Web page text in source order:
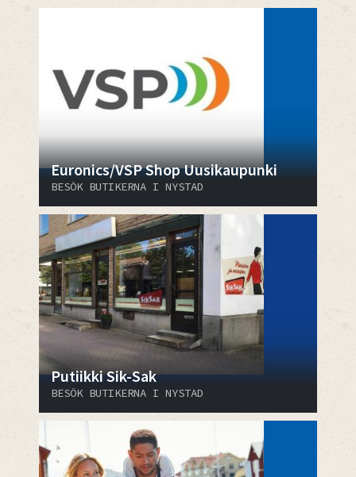
Euronics/VSP Shop Uusikaupunki
BESÖK BUTIKERNA I NYSTAD
Putiikki Sik-Sak
BESÖK BUTIKERNA I NYSTAD